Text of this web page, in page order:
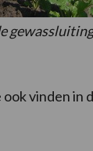
vinden in